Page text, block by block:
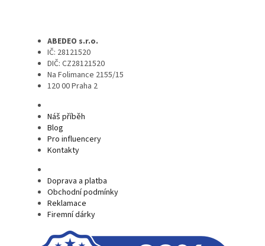
ABEDEO s.r.o.
IČ: 28121520
DIČ: CZ28121520
Na Folimance 2155/15
120 00 Praha 2
Náš příběh
Blog
Pro influencery
Kontakty
Doprava a platba
Obchodní podmínky
Reklamace
Firemní dárky